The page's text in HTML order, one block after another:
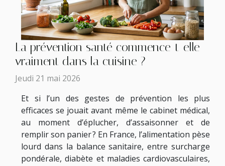
La prévention santé commence-t-elle
vraiment dans la cuisine ?
Jeudi 21 mai 2026
Et si l’un des gestes de prévention les plus
efficaces se jouait avant même le cabinet médical,
au moment d’éplucher, d’assaisonner et de
remplir son panier ? En France, l’alimentation pèse
lourd dans la balance sanitaire, entre surcharge
pondérale, diabète et maladies cardiovasculaires,